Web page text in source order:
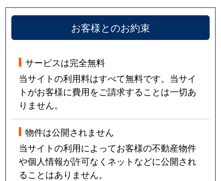
お客様とのお約束
サービスは完全無料
当サイトの利用料はすべて無料です。当サイ
トがお客様に費用をご請求することは一切あ
りません。
物件は公開されません
当サイトの利用によってお客様の不動産物件
や個人情報が許可なくネットなどに公開され
ることはありません。